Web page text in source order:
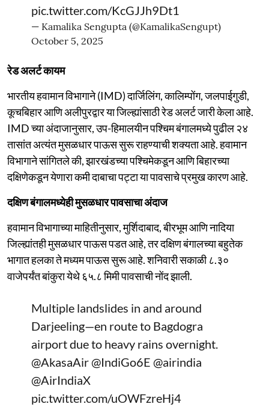
pic.twitter.com/KcGJJh9Dt1
— Kamalika Sengupta (@KamalikaSengupt)
October 5, 2025
रेड अलर्ट कायम
भारतीय हवामान विभागाने (IMD) दार्जिलिंग, कालिम्पोंग, जलपाईगुडी,
कूचबिहार आणि अलीपुरद्वार या जिल्ह्यांसाठी रेड अलर्ट जारी केला आहे.
IMD च्या अंदाजानुसार, उप-हिमालयीन पश्चिम बंगालमध्ये पुढील २४
तासांत अत्यंत मुसळधार पाऊस सुरू राहण्याची शक्यता आहे. हवामान
विभागाने सांगितले की, झारखंडच्या पश्चिमेकडून आणि बिहारच्या
दक्षिणेकडून येणारा कमी दाबाचा पट्टा या पावसाचे प्रमुख कारण आहे.
दक्षिण बंगालमध्येही मुसळधार पावसाचा अंदाज
हवामान विभागाच्या माहितीनुसार, मुर्शिदाबाद, बीरभूम आणि नादिया
जिल्ह्यांतही मुसळधार पाऊस पडत आहे, तर दक्षिण बंगालच्या बहुतेक
भागात हलका ते मध्यम पाऊस सुरू आहे. शनिवारी सकाळी ८.३०
वाजेपर्यंत बांकुरा येथे ६५.८ मिमी पावसाची नोंद झाली.
Multiple landslides in and around
Darjeeling—en route to Bagdogra
airport due to heavy rains overnight.
@AkasaAir@IndiGo6E @airindia
@AirIndiaX
pic.twitter.com/uOWFzreHj4